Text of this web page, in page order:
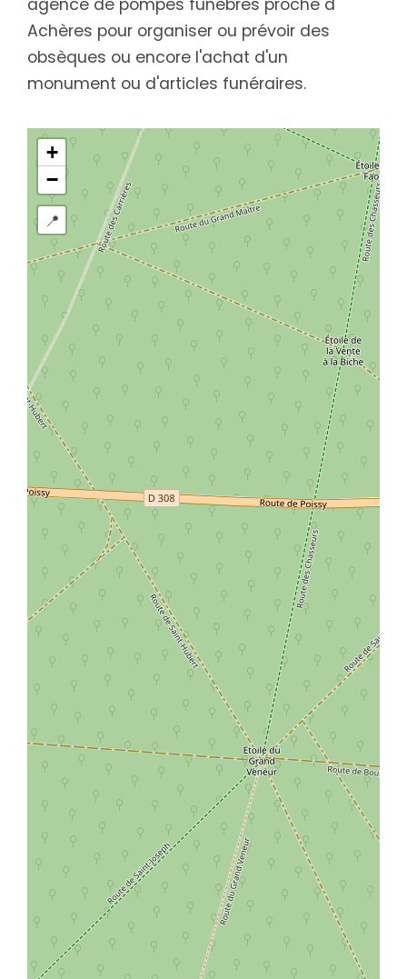
Achères pour organiser ou prévoir des
obsèques ou encore l'achat d'un
monument ou d'articles funéraires.
+
−